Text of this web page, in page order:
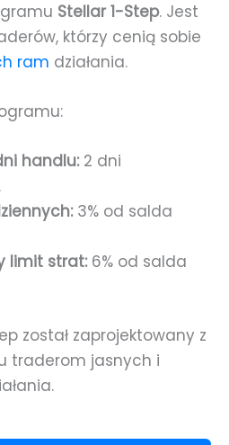
Stellar 1-Step. Jest
którzy cenią sobie
ram działania.
handlu:2 dni
3% od salda
limit strat:6% od salda
został zaprojektowany z
traderom jasnych i